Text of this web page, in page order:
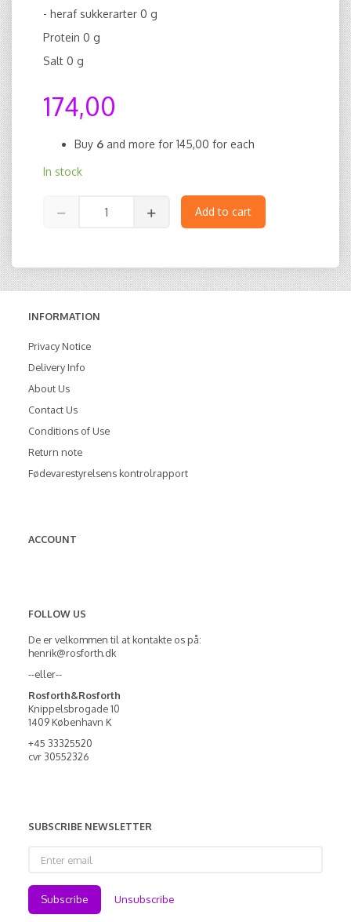
- heraf sukkerarter 0 g
Protein 0 g
Salt 0 g
174,00
Buy 6 and more for 145,00 for each
In stock
Add to cart
INFORMATION
Privacy Notice
Delivery Info
About Us
Contact Us
Conditions of Use
Return note
Fødevarestyrelsens kontrolrapport
ACCOUNT
FOLLOW US
De er velkommen til at kontakte os på:
henrik@rosforth.dk
--eller--
Rosforth&Rosforth
Knippelsbrogade 10
1409 København K
+45 33325520
cvr 30552326
SUBSCRIBE NEWSLETTER
email
Subscribe Unsubscribe